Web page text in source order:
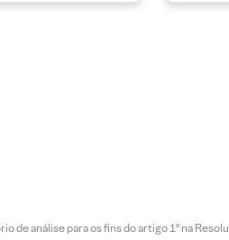
de análise para os fins do artigo 1º na